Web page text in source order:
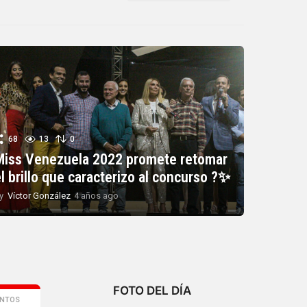
68 13 0
Venezuela 2022 promete retomar
brillo que caracterizo al concurso ?✨
Víctor González 4 años ago4
a
o
FOTO DEL DÍA